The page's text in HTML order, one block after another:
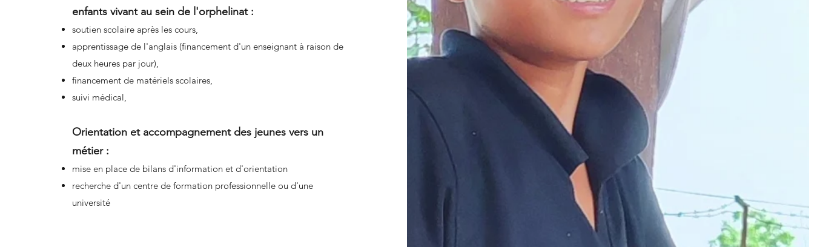
enfants vivant au sein de l'orphelinat :
soutien scolaire après les cours,
apprentissage de l'anglais (financement d'un enseignant à raison de
deux heures par jour),
financement de matériels scolaires,
suivi médical,
Orientation et accompagnement des jeunes vers un
métier :
mise en place de bilans d'information et d'orientation
recherche d'un centre de formation professionnelle ou d'une
université